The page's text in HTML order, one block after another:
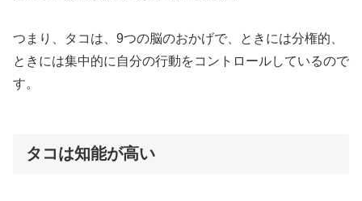
つまり、タコは、9つの脳のおかげで、ときには分権的、
ときには集中的に自分の行動をコントロールしているので
す。
タコは知能が高い